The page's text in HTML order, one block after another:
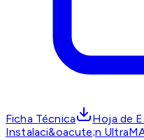
Ficha Técnica Hoja de
Instalaci&oacute;n